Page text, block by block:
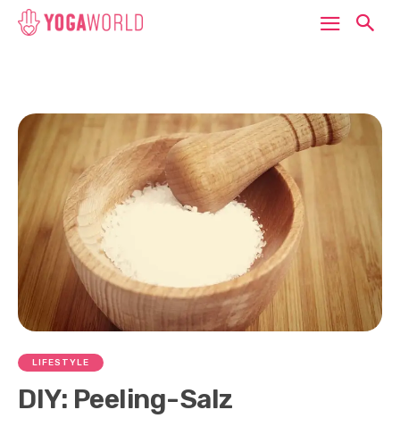
LIFESTYLE
DIY: Peeling-Salz